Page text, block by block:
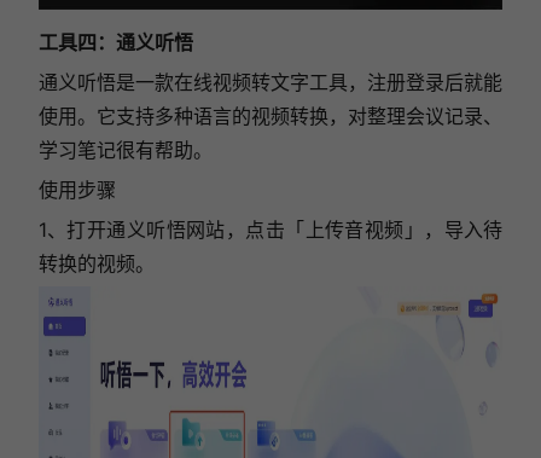
工具四：通义听悟
通义听悟是一款在线视频转文字工具，注册登录后就能
使用。它支持多种语言的视频转换，对整理会议记录、
学习笔记很有帮助。
使用步骤
1、打开通义听悟网站，点击「上传音视频」，导入待
转换的视频。